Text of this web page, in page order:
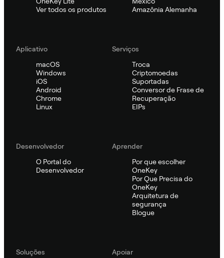
Ver todos os produtos
Amazônia Alemanha
Aplicativo
macOS
Windows
iOS
Android
Chrome
Linux
Serviços
Troca
Criptomoedas
Suportadas
Conversor de Frase de
Recuperação
EIPs
Desenvolvedor
O Portal do
Desenvolvedor
Aprender
Por que escolher
OneKey
Por Que Precisa do
OneKey
Arquitetura de
segurança
Blogue
Soluções
Apoiar